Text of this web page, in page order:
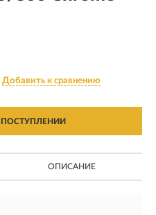
Добавить к сравнению
ОПИСАНИЕ